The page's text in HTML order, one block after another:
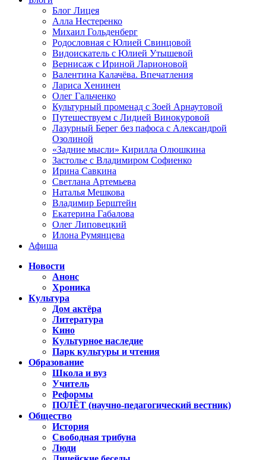
Блог Лицея
Алла Нестеренко
Михаил Гольденберг
Родословная с Юлией Свинцовой
Видоискатель с Юлией Утышевой
Вернисаж с Ириной Ларионовой
Валентина Калачёва. Впечатления
Лариса Хенинен
Олег Гальченко
Культурный променад с Зоей Арнаутовой
Путешествуем с Лидией Винокуровой
Лазурный Берег без пафоса с Александрой
Озолиной
«Задние мысли» Кирилла Олюшкина
Застолье с Владимиром Софиенко
Ирина Савкина
Светлана Артемьева
Наталья Мешкова
Владимир Берштейн
Екатерина Габалова
Олег Липовецкий
Илона Румянцева
Афиша
Новости
Анонс
Хроника
Культура
Дом актёра
Литература
Кино
Культурное наследие
Парк культуры и чтения
Образование
Школа и вуз
Учитель
Реформы
ПОЛЁТ (научно-педагогический вестник)
Общество
История
Свободная трибуна
Люди